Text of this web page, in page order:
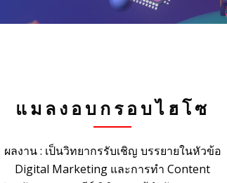
แมลงอบกรอบไฮโซ
ผลงาน : เป็นวิทยากรรับเชิญ บรรยายในหัวข้อ
Digital Marketing และการทำ Content